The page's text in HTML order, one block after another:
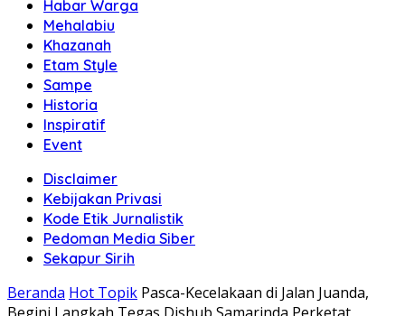
Habar Warga
Mehalabiu
Khazanah
Etam Style
Sampe
Historia
Inspiratif
Event
Disclaimer
Kebijakan Privasi
Kode Etik Jurnalistik
Pedoman Media Siber
Sekapur Sirih
Beranda Hot Topik Pasca-Kecelakaan di Jalan Juanda,